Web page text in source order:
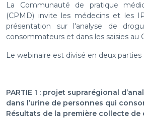
La Communauté de pratique
(CPMD) invite les médecins et les
présentation sur l'analyse de
consommateurs et dans les saisies au
Le webinaire est divisé en deux parties :
PARTIE 1 : projet suprarégional
dans l’urine de personnes qui
Résultats de la première collecte de